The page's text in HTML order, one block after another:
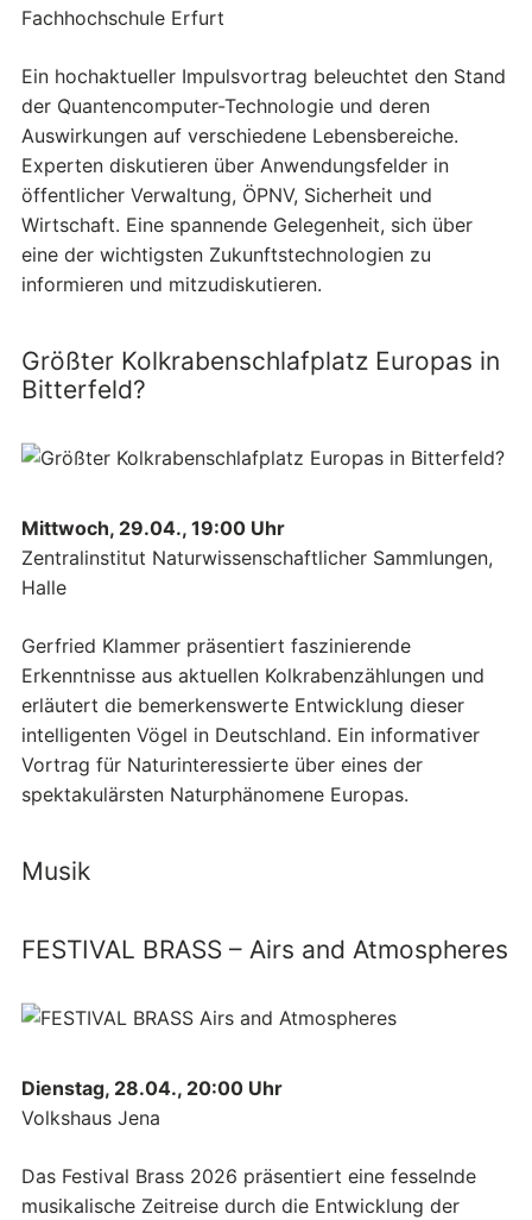
Fachhochschule Erfurt
Ein hochaktueller Impulsvortrag beleuchtet den Stand
der Quantencomputer-Technologie und deren
Auswirkungen auf verschiedene Lebensbereiche.
Experten diskutieren über Anwendungsfelder in
öffentlicher Verwaltung, ÖPNV, Sicherheit und
Wirtschaft. Eine spannende Gelegenheit, sich über
eine der wichtigsten Zukunftstechnologien zu
informieren und mitzudiskutieren.
Größter Kolkrabenschlafplatz Europas in
Bitterfeld?
Mittwoch, 29.04., 19:00 Uhr
Zentralinstitut Naturwissenschaftlicher Sammlungen,
Halle
Gerfried Klammer präsentiert faszinierende
Erkenntnisse aus aktuellen Kolkrabenzählungen und
erläutert die bemerkenswerte Entwicklung dieser
intelligenten Vögel in Deutschland. Ein informativer
Vortrag für Naturinteressierte über eines der
spektakulärsten Naturphänomene Europas.
Musik
FESTIVAL BRASS – Airs and Atmospheres
Dienstag, 28.04., 20:00 Uhr
Volkshaus Jena
Das Festival Brass 2026 präsentiert eine fesselnde
musikalische Zeitreise durch die Entwicklung der